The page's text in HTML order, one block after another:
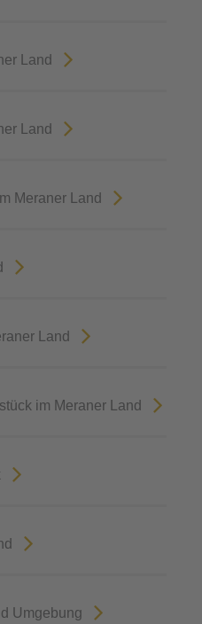
Land
Land
Meraner Land
Land
im Meraner Land
Umgebung